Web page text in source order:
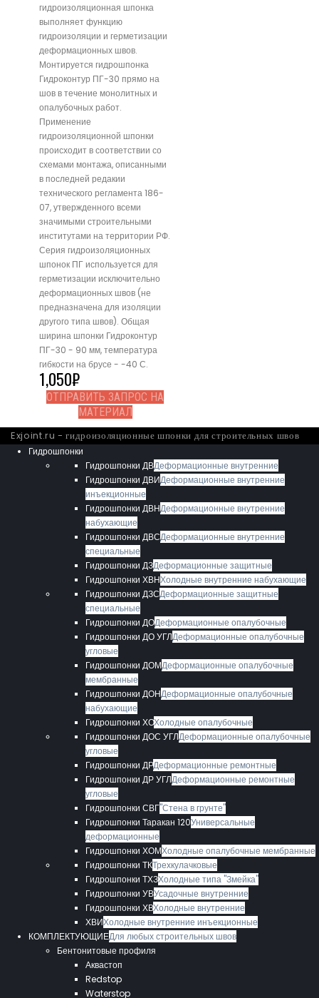
гидроизоляционная шпонка
выполняет функцию
гидроизоляции и герметизации
деформационных швов.
Монтируется гидрошпонка
Гидроконтур ПГ-30 прямо на
шов в течение монолитных и
опалубочных работ.
Применение
гидроизоляционной шпонки
происходит в соответствии со
схемами монтажа, описанными
в последней редакии
технического регламента 186-
07, утвержденного всеми
значимыми строительными
институтами на территории РФ.
Серия гидроизоляционных
шпонок ПГ используется для
герметизации исключительно
деформационных швов (не
предназначена для изоляции
другого типа швов). Общая
ширина шпонки Гидроконтур
ПГ-30 - 90 мм, температура
гибкости на брусе - -40 С.
1,050₽
ОТПРАВИТЬ ЗАПРОС НА
МАТЕРИАЛ
Exjoint.ru - гидроизоляционные шпонки для строительных швов
Гидрошпонки
Гидрошпонки ДВДеформационные внутренние
Гидрошпонки ДВИДеформационные внутренние
инъекционные
Гидрошпонки ДВНДеформационные внутренние
набухающие
Гидрошпонки ДВСДеформационные внутренние
специальные
Гидрошпонки ДЗДеформационные защитные
Гидрошпонки ХВНХолодные внутренние набухающие
Гидрошпонки ДЗСДеформационные защитные
специальные
Гидрошпонки ДОДеформационные опалубочные
Гидрошпонки ДО УГЛДеформационные опалубочные
угловые
Гидрошпонки ДОМДеформационные опалубочные
мембранные
Гидрошпонки ДОНДеформационные опалубочные
набухающие
Гидрошпонки ХОХолодные опалубочные
Гидрошпонки ДОС УГЛДеформационные опалубочные
угловые
Гидрошпонки ДРДеформационные ремонтные
Гидрошпонки ДР УГЛДеформационные ремонтные
угловые
Гидрошпонки СВГ"Стена в грунте"
Гидрошпонки Таракан 120Универсальные
деформационные
Гидрошпонки ХОМХолодные опалубочные мембранные
Гидрошпонки ТКТрехкулачковые
Гидрошпонки ТХЗХолодные типа "Змейка"
Гидрошпонки УВУсадочные внутренние
Гидрошпонки ХВХолодные внутренние
ХВИХолодные внутренние инъекционные
КОМПЛЕКТУЮЩИЕДля любых строительных швов
Бентонитовые профиля
Аквастоп
Redstop
Waterstop